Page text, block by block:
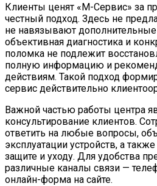
Клиенты ценят «М-Сервис» за
честный подход. Здесь не
не навязывают
объективная диагностика и
поломка не подлежит
полную информацию и
действиям. Такой подход
сервис действительно
Важной частью работы центра
консультирование клиентов.
ответить на любые вопросы,
эксплуатации устройств, а
защите и уходу. Для удобства
различные каналы связи —
онлайн-форма на сайте.